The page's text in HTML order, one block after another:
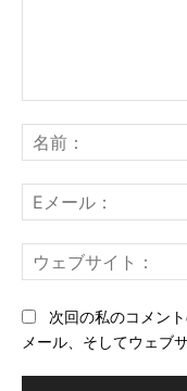
ン
ト：
次回の私のコメン
メール、そしてウェブ